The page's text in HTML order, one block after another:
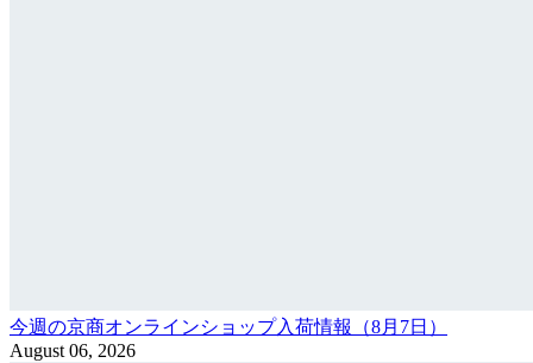
今週の京商オンラインショップ入荷情報（8月7日）
August 06, 2026